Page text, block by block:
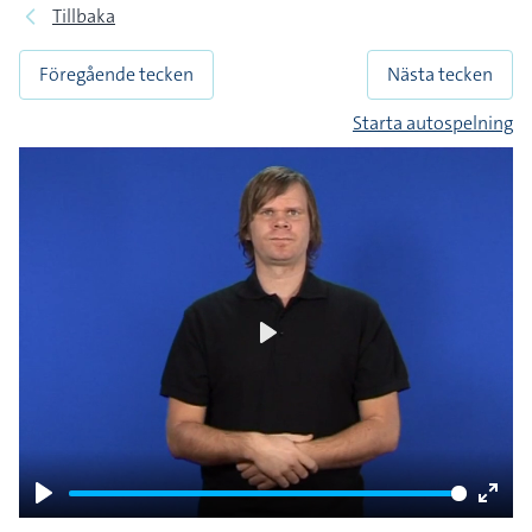
Tillbaka
Föregående tecken
Nästa tecken
Starta autospelning
Play
Enter